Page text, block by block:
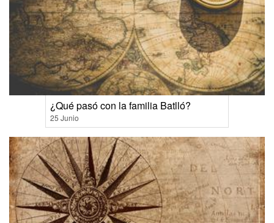
¿Qué pasó con la familia Batlló?
25 Junio